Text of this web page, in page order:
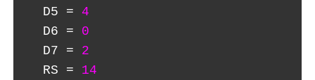
  D5 =
4
  D6 =
0
  D7 =
2
  RS =
14